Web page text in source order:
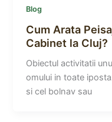
Blog
Cum Arata
Cabinet la Cluj?
Obiectul activitatii
omului in toate
si cel bolnav sau